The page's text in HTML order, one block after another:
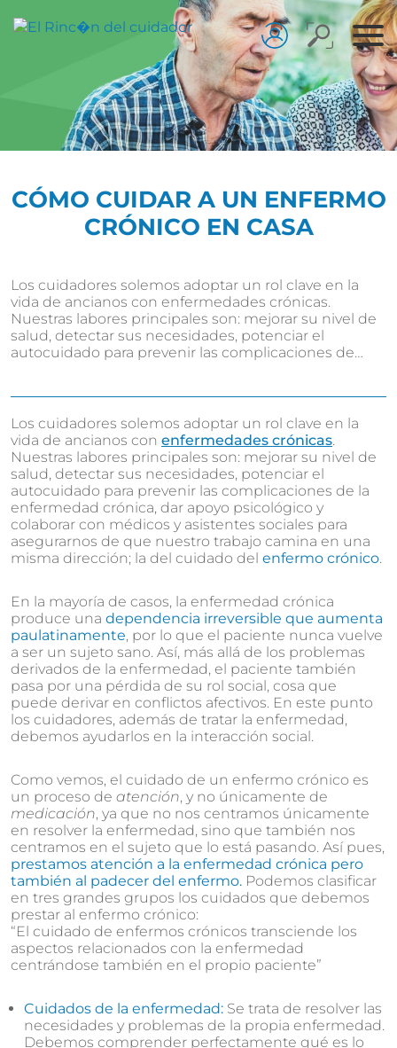
CÓMO CUIDAR A UN ENFERMO
CRÓNICO EN CASA
Los cuidadores solemos adoptar un rol clave en la
vida de ancianos con enfermedades crónicas.
Nuestras labores principales son: mejorar su nivel de
salud, detectar sus necesidades, potenciar el
autocuidado para prevenir las complicaciones de…
Los cuidadores solemos adoptar un rol clave en la
vida de ancianos con enfermedades crónicas.
Nuestras labores principales son: mejorar su nivel de
salud, detectar sus necesidades, potenciar el
autocuidado para prevenir las complicaciones de la
enfermedad crónica, dar apoyo psicológico y
colaborar con médicos y asistentes sociales para
asegurarnos de que nuestro trabajo camina en una
misma dirección; la del cuidado del enfermo crónico.
En la mayoría de casos, la enfermedad crónica
produce una dependencia irreversible que aumenta
paulatinamente, por lo que el paciente nunca vuelve
a ser un sujeto sano. Así, más allá de los problemas
derivados de la enfermedad, el paciente también
pasa por una pérdida de su rol social, cosa que
puede derivar en conflictos afectivos. En este punto
los cuidadores, además de tratar la enfermedad,
debemos ayudarlos en la interacción social.
Como vemos, el cuidado de un enfermo crónico es
un proceso de atención, y no únicamente de
medicación, ya que no nos centramos únicamente
en resolver la enfermedad, sino que también nos
centramos en el sujeto que lo está pasando. Así pues,
prestamos atención a la enfermedad crónica pero
también al padecer del enfermo. Podemos clasificar
en tres grandes grupos los cuidados que debemos
prestar al enfermo crónico:
“El cuidado de enfermos crónicos transciende los
aspectos relacionados con la enfermedad
centrándose también en el propio paciente”
Cuidados de la enfermedad: Se trata de resolver las
necesidades y problemas de la propia enfermedad.
Debemos comprender perfectamente qué es lo